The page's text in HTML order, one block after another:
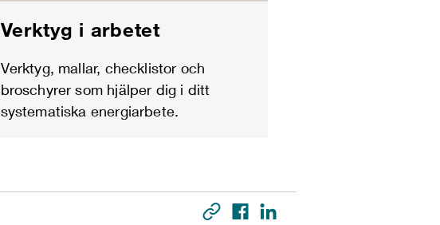
Verktyg i arbetet
Verktyg, mallar, checklistor och
broschyrer som hjälper dig i ditt
systematiska energiarbete.